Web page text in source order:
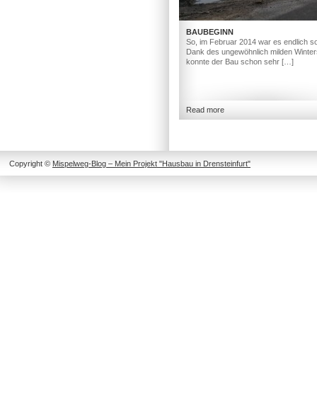
BAUBEGINN
So, im Februar 2014 war es endlich
Dank des ungewöhnlich milden
konnte der Bau schon sehr […]
Read more
Copyright © Mispelweg-Blog – Mein Projekt "Hausbau in Drensteinfurt"